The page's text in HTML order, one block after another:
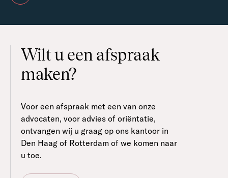
Wilt u een afspraak
maken?
Voor een afspraak met een van onze
advocaten, voor advies of oriëntatie,
ontvangen wij u graag op ons kantoor in
Den Haag of Rotterdam of we komen naar
u toe.